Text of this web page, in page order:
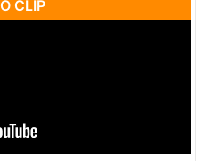
CLIP